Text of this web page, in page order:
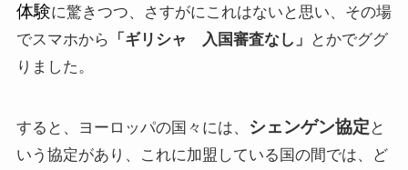
体験に驚きつつ、さすがにこれはないと思い、その場
でスマホから
「ギリシャ 入国審査なし」
とかでググ
りました。
すると、ヨーロッパの国々には、 シェンゲン協定 と
いう協定があり、これに加盟している国の間では、ど